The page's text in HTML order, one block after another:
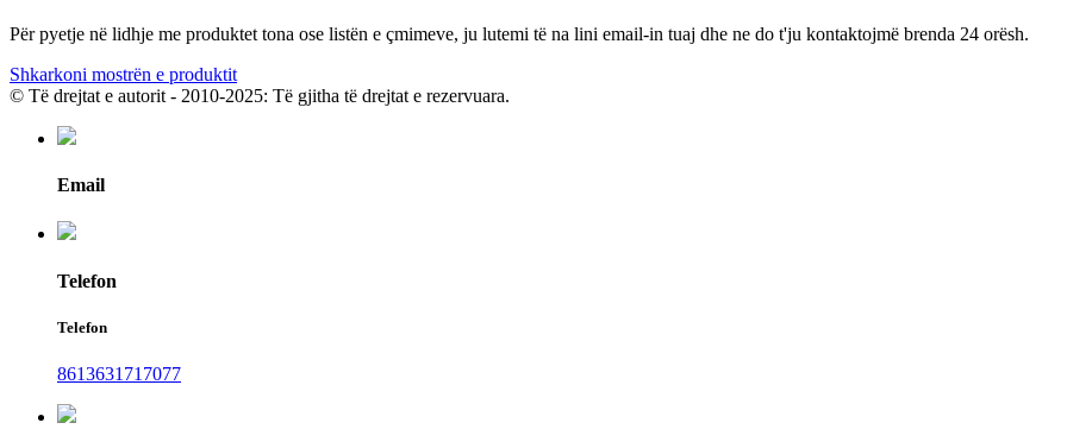
Për pyetje në lidhje me produktet tona ose listën e çmimeve, ju lutemi të na lini email-in tuaj dhe ne do t'ju kontaktojmë brenda 24 orësh.
Shkarkoni mostrën e produktit
© Të drejtat e autorit - 2010-2025: Të gjitha të drejtat e rezervuara.
Email
Telefon
Telefon
8613631717077